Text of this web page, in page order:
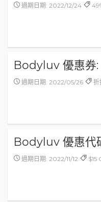
過期日期: 2022/12/24
Bodyluv 優惠券
過期日期: 2022/05/26 折
Bodyluv 優惠代
過期日期: 2022/11/12 $15